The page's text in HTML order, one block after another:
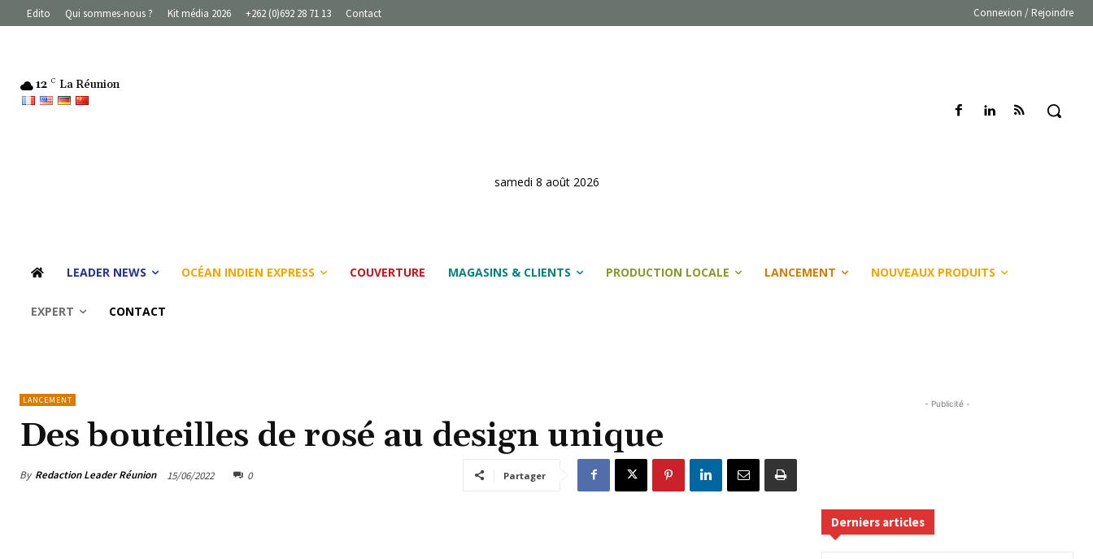
Edito Qui sommes-nous ? Kit média 2026 +262 (0)692 28 71 13 Contact Connexion / Rejoindre
12 C La Réunion
samedi 8 août 2026
LEADER NEWS OCÉAN INDIEN EXPRESS COUVERTURE MAGASINS & CLIENTS PRODUCTION LOCALE LANCEMENT NOUVEAUX PRODUITS
EXPERT CONTACT
LANCEMENT
Des bouteilles de rosé au design unique
By Redaction Leader Réunion 15/06/2022 0 Partager
- Publicité -
Derniers articles